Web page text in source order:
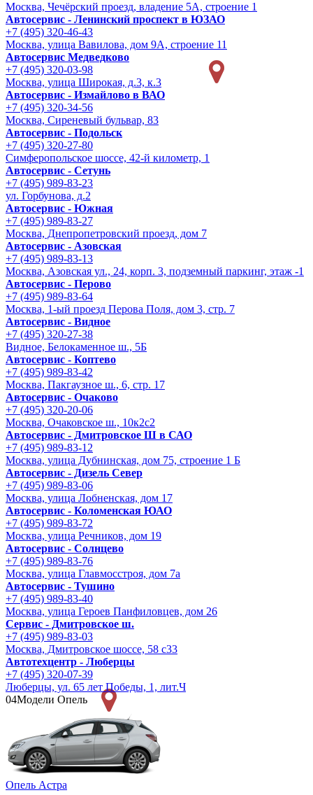
Москва, Чечёрский проезд, владение 5А, строение 1
Автосервис - Ленинский проспект в ЮЗАО
+7 (495) 320-46-43
Москва, улица Вавилова, дом 9A, строение 11
Автосервис Медведково
+7 (495) 320-03-98
Москва, улица Широкая, д.3, к.3
Автосервис - Измайлово в ВАО
+7 (495) 320-34-56
Москва, Сиреневый бульвар, 83
Автосервис - Подольск
+7 (495) 320-27-80
Симферопольское шоссе, 42-й километр, 1
Автосервис - Сетунь
+7 (495) 989-83-23
ул. Горбунова, д.2
Автосервис - Южная
+7 (495) 989-83-27
Москва, Днепропетровский проезд, дом 7
Автосервис - Азовская
+7 (495) 989-83-13
Москва, Азовская ул., 24, корп. 3, подземный паркинг, этаж -1
Автосервис - Перово
+7 (495) 989-83-64
Москва, 1-ый проезд Перова Поля, дом 3, стр. 7
Автосервис - Видное
+7 (495) 320-27-38
Видное, Белокаменное ш., 5Б
Автосервис - Коптево
+7 (495) 989-83-42
Москва, Пакгаузное ш., 6, стр. 17
Автосервис - Очаково
+7 (495) 320-20-06
Москва, Очаковское ш., 10к2с2
Автосервис - Дмитровское Ш в САО
+7 (495) 989-83-12
Москва, улица Дубнинская, дом 75, строение 1 Б
Автосервис - Дизель Север
+7 (495) 989-83-06
Москва, улица Лобненская, дом 17
Автосервис - Коломенская ЮАО
+7 (495) 989-83-72
Москва, улица Речников, дом 19
Автосервис - Солнцево
+7 (495) 989-83-76
Москва, улица Главмосстроя, дом 7а
Автосервис - Тушино
+7 (495) 989-83-40
Москва, улица Героев Панфиловцев, дом 26
Сервис - Дмитровское ш.
+7 (495) 989-83-03
Москва, Дмитровское шоссе, 58 с33
Автотехцентр - Люберцы
+7 (495) 320-07-39
Люберцы, ул. 65 лет Победы, 1, лит.Ч
04Модели Опель
Опель Астра